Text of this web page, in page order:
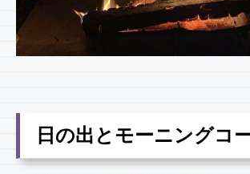
日の出とモーニングコ